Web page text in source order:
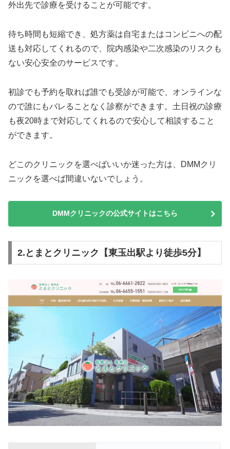
外出先で診療を受けることが可能です。
待ち時間も短縮でき、処方薬は自宅またはコンビニへの配
送も対応してくれるので、院内感染や二次感染のリスクも
ない安心安全のサービスです。
初診でも予約を取れば誰でも受診が可能で、オンラインな
ので誰にもバレることなく診察ができます。土日祝の診療
も夜20時まで対応してくれるので安心して相談すること
ができます。
どこのクリニックを選べばいいか迷った方は、DMMクリ
ニックを選べば間違いないでしょう。
DMMクリニックの公式サイトはこちら
2.とまとクリニック【東玉出駅より徒歩5分】